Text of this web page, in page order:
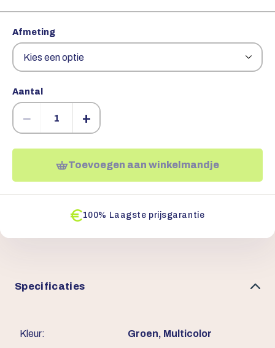
Afmeting
Aantal
− +
Toevoegen aan winkelmandje
100% Laagste prijsgarantie
Specificaties
Kleur: Groen, Multicolor